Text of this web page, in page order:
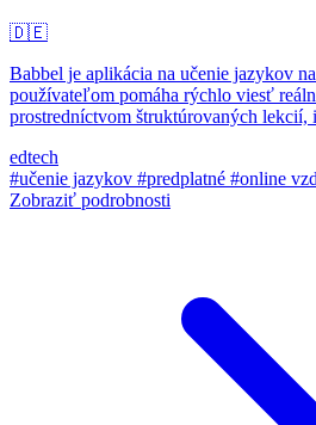
🇩🇪
Babbel je aplikácia na učenie jazykov
používateľom pomáha rýchlo viesť
prostredníctvom štruktúrovaných lekcií,
edtech
#učenie jazykov #predplatné #online
Zobraziť podrobnosti